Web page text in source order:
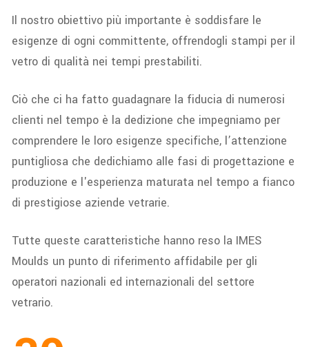
Il nostro obiettivo più importante è soddisfare le
esigenze di ogni committente, offrendogli stampi per il
vetro di qualità nei tempi prestabiliti.
Ciò che ci ha fatto guadagnare la fiducia di numerosi
clienti nel tempo è la dedizione che impegniamo per
comprendere le loro esigenze specifiche, l’attenzione
puntigliosa che dedichiamo alle fasi di progettazione e
produzione e l'esperienza maturata nel tempo a fianco
di prestigiose aziende vetrarie.
Tutte queste caratteristiche hanno reso la IMES
Moulds un punto di riferimento affidabile per gli
operatori nazionali ed internazionali del settore
vetrario.